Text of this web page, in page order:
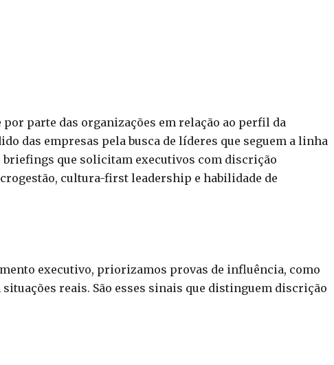
parte das organizações em relação ao perfil da
das empresas pela busca de líderes que seguem a linha
briefings que solicitam executivos com discrição
cultura-first leadership e habilidade de
executivo, priorizamos provas de influência, como
reais. São esses sinais que distinguem discrição